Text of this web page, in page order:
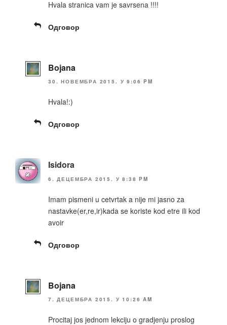
Hvala stranica vam je savrsena !!!!
Одговор
Bojana
30. НОВЕМБРА 2015. У 9:06 PM
Hvala!:)
Одговор
Isidora
6. ДЕЦЕМБРА 2015. У 8:38 PM
Imam pismeni u cetvrtak a nije mi jasno za
nastavke(er,re,ir)kada se koriste kod etre ili kod
avoir
Одговор
Bojana
7. ДЕЦЕМБРА 2015. У 10:26 AM
Procitaj jos jednom lekciju o gradjenju proslog